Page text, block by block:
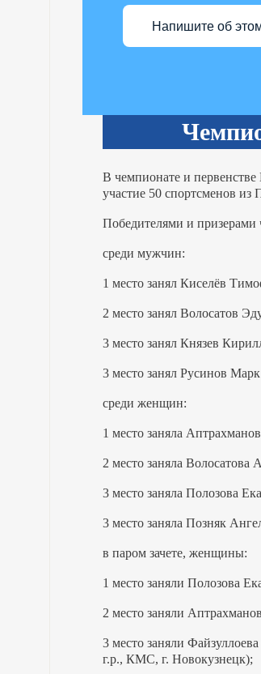
Напишите об
В чемпионате и
участие 50 спортсменов
Победителями и призерами
среди мужчин:
1 место занял Киселёв
2 место занял Волосатов
3 место занял Князев
3 место занял Русинов
среди женщин:
1 место заняла
2 место заняла
3 место заняла Полозова
3 место заняла Позняк
в паром зачете, женщины:
1 место заняли Полозова
2 место заняли
3 место заняли
г.р., КМС, г. Новокузнецк);